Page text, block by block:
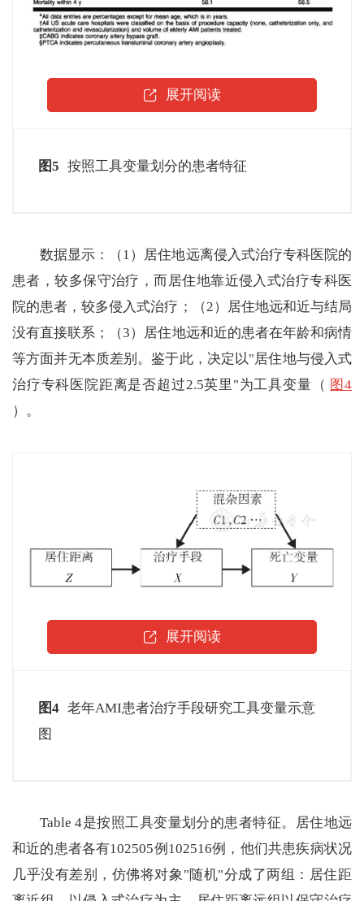
展开阅读
图5 按照工具变量划分的患者特征
数据显示：（1）居住地远离侵入式治疗专科医院的
患者，较多保守治疗，而居住地靠近侵入式治疗专科医
院的患者，较多侵入式治疗；（2）居住地远和近与结局
没有直接联系；（3）居住地远和近的患者在年龄和病情
等方面并无本质差别。鉴于此，决定以"居住地与侵入式
治疗专科医院距离是否超过2.5英里"为工具变量（ 图4
）。
展开阅读
图4 老年AMI患者治疗手段研究工具变量示意
图
Table 4是按照工具变量划分的患者特征。居住地远
和近的患者各有102505例102516例，他们共患疾病状况
几乎没有差别，仿佛将对象"随机"分成了两组：居住距